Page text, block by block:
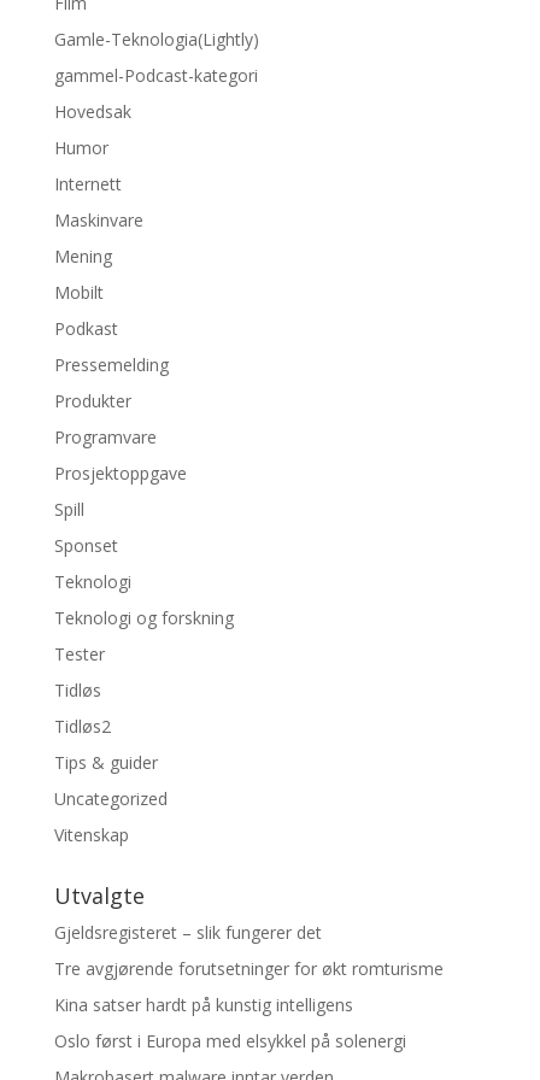
Gamle-Teknologia(Lightly)
gammel-Podcast-kategori
Hovedsak
Humor
Internett
Maskinvare
Mening
Mobilt
Podkast
Pressemelding
Produkter
Programvare
Prosjektoppgave
Spill
Sponset
Teknologi
Teknologi og forskning
Tester
Tidløs
Tidløs2
Tips & guider
Uncategorized
Vitenskap
Utvalgte
Gjeldsregisteret – slik fungerer det
Tre avgjørende forutsetninger for økt romturisme
Kina satser hardt på kunstig intelligens
Oslo først i Europa med elsykkel på solenergi